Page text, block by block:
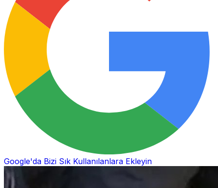
Google'da Bizi Sık Kullanılanlara Ekleyin